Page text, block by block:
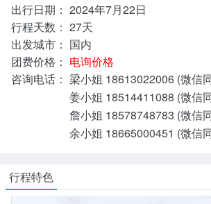
出行日期： 2024年7月22日
行程天数： 27天
出发城市： 国内
团费价格： 电询价格
咨询电话： 梁小姐 18613022006 (微信
姜小姐 18514411088 (微信
詹小姐 18578748783 (微信
余小姐 18665000451 (微信
行程特色